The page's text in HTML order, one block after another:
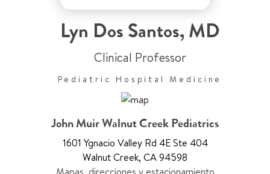
Lyn Dos Santos,MD
Clinical Professor
Pediatric Hospital Medicine
John Muir Walnut Creek Pediatrics
1601 Ygnacio Valley Rd 4E Ste 404
Walnut Creek, CA 94598